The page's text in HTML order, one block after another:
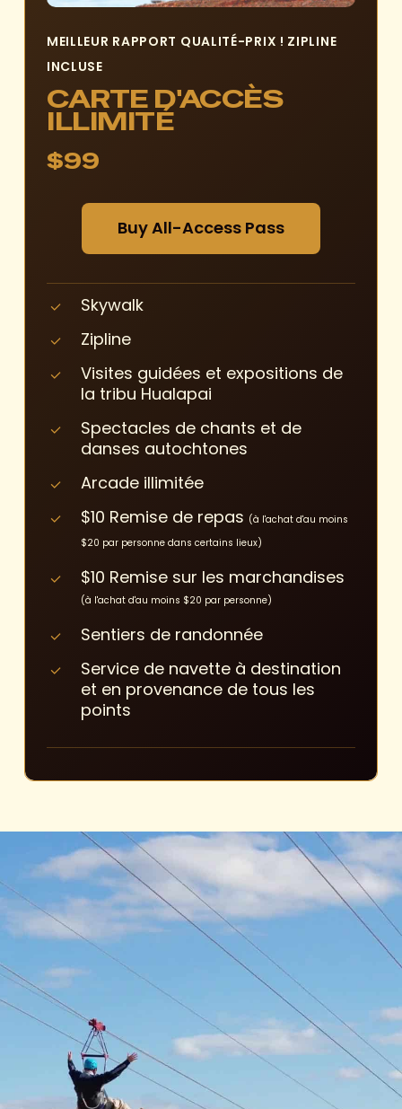
MEILLEUR RAPPORT QUALITÉ-PRIX ! ZIPLINE
INCLUSE
CARTE D'ACCÈS
ILLIMITÉ
$99
BuyAll-Access Pass
Skywalk
Zipline
Visites guidées et expositions de
la tribu Hualapai
Spectacles de chants et de
danses autochtones
Arcade illimitée
$10 Remise de repas (à l'achat d'au moins
$20 par personne dans certains lieux)
$10 Remise sur les marchandises
(à l'achat d'au moins $20 par personne)
Sentiers de randonnée
Service de navette à destination
et en provenance de tous les
points